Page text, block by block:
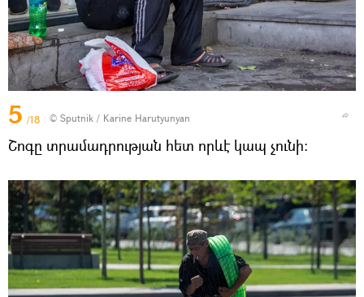
5 /18 © Sputnik / Karine Harutyunyan
Շոգը տրամադրության հետ որևէ կապ չունի։